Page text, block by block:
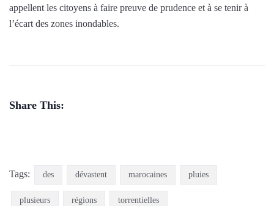
appellent les citoyens à faire preuve de prudence et à se tenir à
l’écart des zones inondables.
Share This:
Tags: des dévastent marocaines pluies
plusieurs régions torrentielles